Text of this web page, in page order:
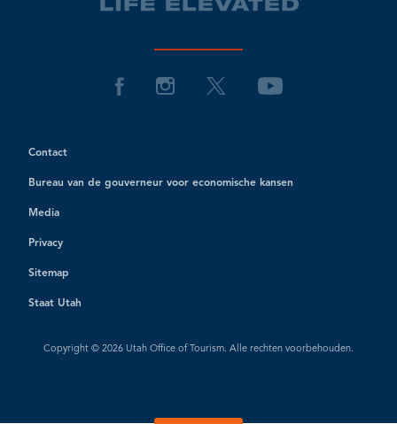
Contact
Bureau van de gouverneur voor economische kansen
Media
Privacy
Sitemap
Staat Utah
Copyright © 2026 Utah Office of Tourism. Alle rechten voorbehouden.